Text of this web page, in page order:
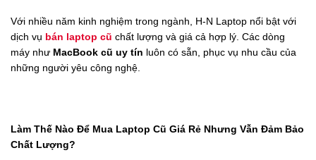
Với nhiều năm kinh nghiệm trong ngành, H-N Laptop nổi bật với
dịch vụ bán laptop cũ chất lượng và giá cả hợp lý. Các dòng
máy như MacBook cũ uy tín luôn có sẵn, phục vụ nhu cầu của
những người yêu công nghệ.
Làm Thế Nào Để Mua Laptop Cũ Giá Rẻ Nhưng Vẫn Đảm Bảo
Chất Lượng?